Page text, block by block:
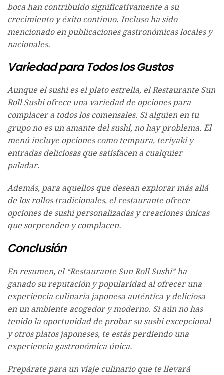
boca han contribuido significativamente a su
crecimiento y éxito continuo. Incluso ha sido
mencionado en publicaciones gastronómicas locales y
nacionales.
Variedad para Todos los Gustos
Aunque el sushi es el plato estrella, el Restaurante Sun
Roll Sushi ofrece una variedad de opciones para
complacer a todos los comensales. Si alguien en tu
grupo no es un amante del sushi, no hay problema. El
menú incluye opciones como tempura, teriyaki y
entradas deliciosas que satisfacen a cualquier
paladar.
Además, para aquellos que desean explorar más allá
de los rollos tradicionales, el restaurante ofrece
opciones de sushi personalizadas y creaciones únicas
que sorprenden y complacen.
Conclusión
En resumen, el “Restaurante Sun Roll Sushi” ha
ganado su reputación y popularidad al ofrecer una
experiencia culinaria japonesa auténtica y deliciosa
en un ambiente acogedor y moderno. Si aún no has
tenido la oportunidad de probar su sushi excepcional
y otros platos japoneses, te estás perdiendo una
experiencia gastronómica única.
Prepárate para un viaje culinario que te llevará